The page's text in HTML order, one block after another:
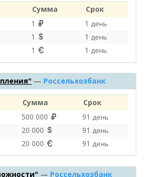
Сумма
Срок
1 1 день
1 1 день
1 1 день
— Россельхозбанк
Сумма
Срок
500 000 91 день
20 000 91 день
20 000 91 день
— Россельхозбанк